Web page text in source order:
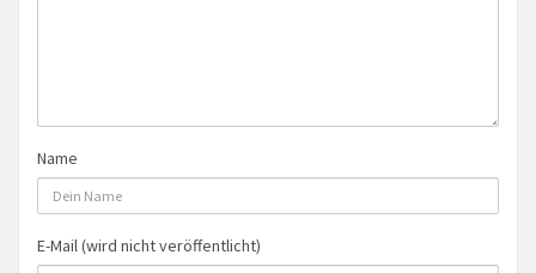
Name
E-Mail (wird nicht veröffentlicht)